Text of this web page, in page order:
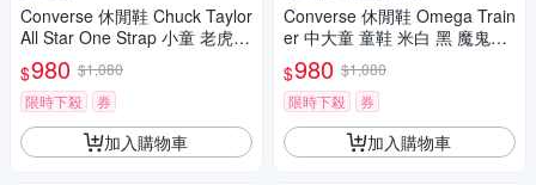
Converse 休閒鞋 Chuck Taylor
All Star One Strap 小童 老虎 A
17800C
$980 $1,080
限時下殺
券
加入購物車
Converse 休閒鞋 Omega Train
er 中大童 童鞋 米白 黑 魔鬼氈
復古 A15560C
$980 $1,080
限時下殺
券
加入購物車